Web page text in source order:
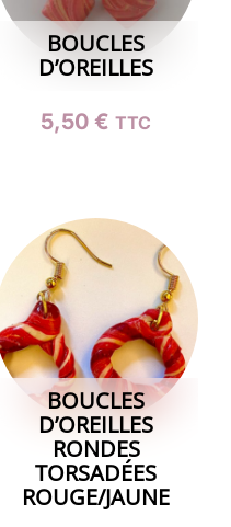
BOUCLES
D’OREILLES
5,50€ TTC
BOUCLES
D’OREILLES
RONDES
TORSADÉES
ROUGE/JAUNE